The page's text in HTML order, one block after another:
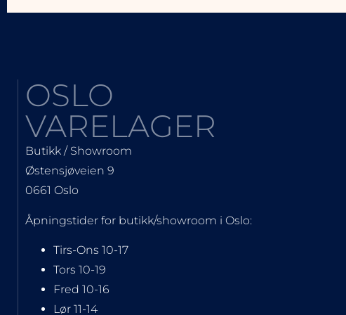
OSLO
VARELAGER
Butikk / Showroom
Østensjøveien 9
0661 Oslo
Åpningstider for butikk/showroom i Oslo:
Tirs-Ons 10-17
Tors 10-19
Fred 10-16
Lør 11-14